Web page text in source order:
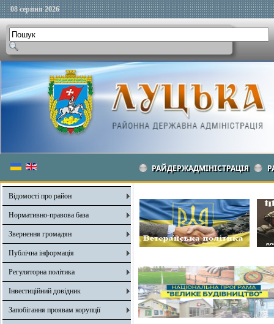
08 серпня 2026
РАЙДЕРЖАДМІНІСТРАЦІЯ
Відомості про район
Нормативно-правова база
Звернення громадян
Публічна інформація
Регуляторна політика
Інвестиційний довідник
Запобігання проявам корупції